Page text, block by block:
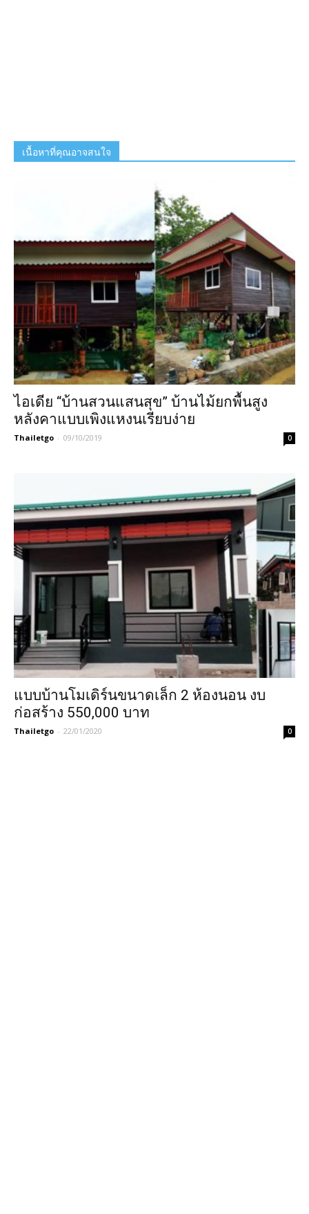
เนื้อหาที่คุณอาจสนใจ
ไอเดีย “บ้านสวนแสนสุข” บ้านไม้ยกพื้นสูง
หลังคาแบบเพิงแหงนเรียบง่าย
Thailetgo - 09/10/2019 0
แบบบ้านโมเดิร์นขนาดเล็ก 2 ห้องนอน งบ
ก่อสร้าง 550,000 บาท
Thailetgo - 22/01/2020 0